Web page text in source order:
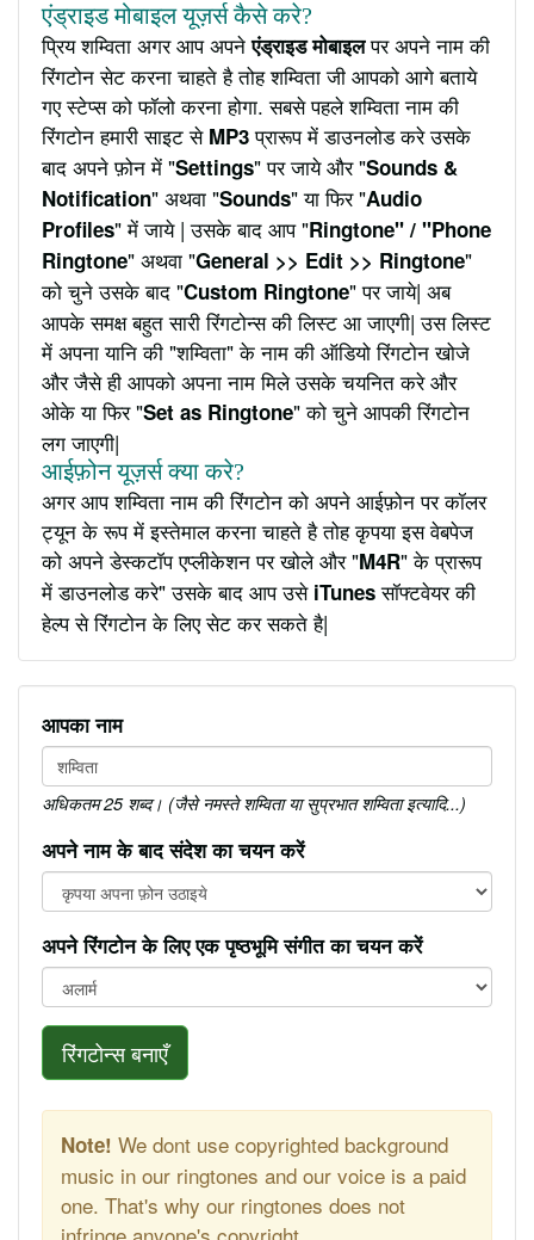
एंड्राइड मोबाइल यूज़र्स कैसे करे?
प्रिय शम्विता अगर आप अपनेएंड्राइड मोबाइलपर अपने नाम की
रिंगटोन सेट करना चाहते है तोह शम्विता जी आपको आगे बताये
गए स्टेप्स को फॉलो करना होगा. सबसे पहले शम्विता नाम की
रिंगटोन हमारी साइट से MP3प्रारूप में डाउनलोड करे उसके
बाद अपने फ़ोन में "Settings" पर जाये और "Sounds &
Notification" अथवा "Sounds" या फिर "Audio
Profiles" में जाये | उसके बाद आप "Ringtone" / "Phone
Ringtone" अथवा "General >> Edit >> Ringtone"
को चुने उसके बाद "Custom Ringtone" पर जाये| अब
आपके समक्ष बहुत सारी रिंगटोन्स की लिस्ट आ जाएगी| उस लिस्ट
में अपना यानि की "शम्विता" के नाम की ऑडियो रिंगटोन खोजे
और जैसे ही आपको अपना नाम मिले उसके चयनित करे और
ओके या फिर "Set as Ringtone" को चुने आपकी रिंगटोन
लग जाएगी|
आईफ़ोन यूज़र्स क्या करे?
अगर आप शम्विता नाम की रिंगटोन को अपने आईफ़ोन पर कॉलर
ट्यून के रूप में इस्तेमाल करना चाहते है तोह कृपया इस वेबपेज
को अपने डेस्कटॉप एप्लीकेशन पर खोले और "M4R" के प्रारूप
में डाउनलोड करे" उसके बाद आप उसे iTunesसॉफ्टवेयर की
हेल्प से रिंगटोन के लिए सेट कर सकते है|
आपका नाम
अधिकतम 25 शब्द। (जैसे नमस्ते शम्विता या सुप्रभात शम्विता इत्यादि...)
अपने नाम के बाद संदेश का चयन करें
अपने रिंगटोन के लिए एक पृष्ठभूमि संगीत का चयन करें
रिंगटोन्स बनाएँ
Note! We dont use copyrighted background
music in our ringtones and our voice is a paid
one. That's why our ringtones does not
infringe anyone's copyright.